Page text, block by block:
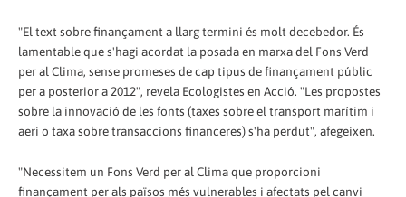
"El text sobre finançament a llarg termini és molt decebedor. És
lamentable que s'hagi acordat la posada en marxa del Fons Verd
per al Clima, sense promeses de cap tipus de finançament públic
per a posterior a 2012", revela Ecologistes en Acció. "Les propostes
sobre la innovació de les fonts (taxes sobre el transport marítim i
aeri o taxa sobre transaccions financeres) s'ha perdut", afegeixen.
"Necessitem un Fons Verd per al Clima que proporcioni
finançament per als països més vulnerables i afectats pel canvi